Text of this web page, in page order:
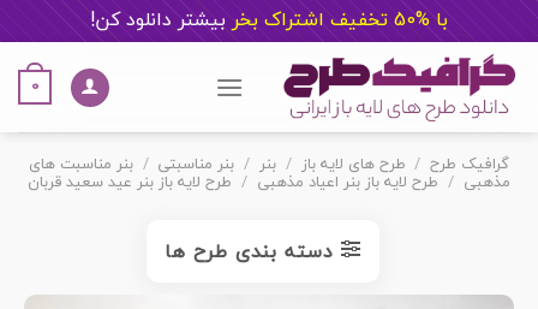
با %50 تخفیف اشتراک بخر بیشتر دانلود کن!
content
0
گرافیک طرح / طرح های لایه باز / بنر / بنر مناسبتی / بنر مناسبت های
مذهبی / طرح لایه باز بنر اعیاد مذهبی / طرح لایه باز بنر عید سعید قربان
دسته بندی طرح ها